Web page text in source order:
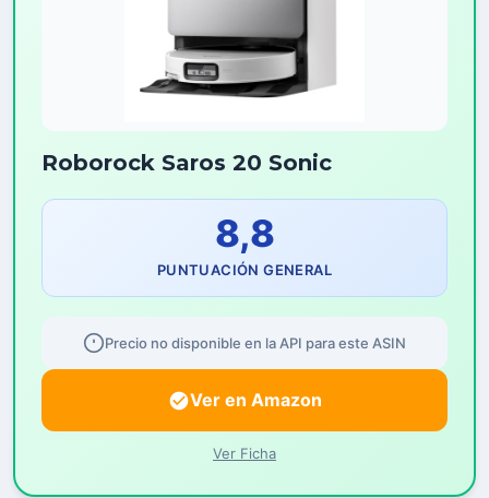
Roborock Saros 20 Sonic
8,8
PUNTUACIÓN GENERAL
Precio no disponible en la API para este ASIN
Ver en Amazon
Ver Ficha